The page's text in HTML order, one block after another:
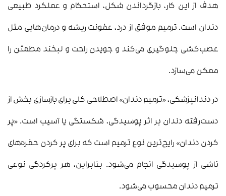
هدف از این کار، بازگرداندن شکل، استحکام و عملکرد طبیعی
دندان است. ترمیم موفق از درد، عفونت ریشه و درمان‌هایی مثل
عصب‌کشی جلوگیری می‌کند و جویدن راحت و لبخند مطمئن را
ممکن می‌سازد.
در دندانپزشکی، «ترمیم دندان» اصطلاحی کلی برای بازسازی بخش از
دست‌رفته دندان بر اثر پوسیدگی، شکستگی یا آسیب است. «پر
کردن دندان» رایج‌ترین نوع ترمیم است که برای پر کردن حفره‌های
ناشی از پوسیدگی انجام می‌شود. بنابراین، هر پرکردگی نوعی
ترمیم دندان محسوب می‌شود.